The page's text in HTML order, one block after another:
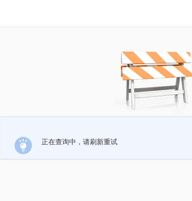
正在查询中，请刷新重试